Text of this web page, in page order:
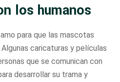
los humanos
para que las mascotas
caricaturas y películas
que se comunican con
desarrollar su trama y